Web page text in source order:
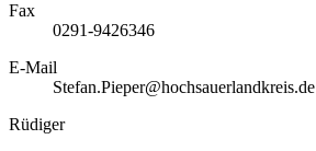
Fax
0291-9426346
E-Mail
Stefan.Pieper@hochsauerlandkreis.de
Rüdiger